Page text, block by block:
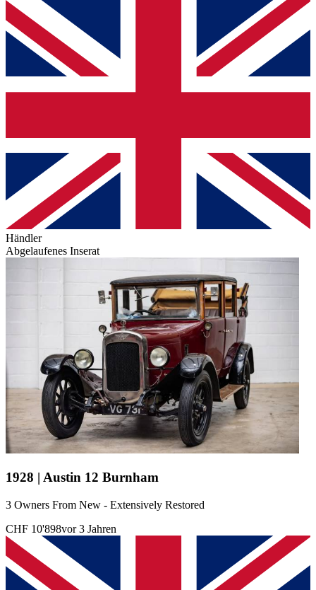
Händler
Abgelaufenes Inserat
1928 | Austin 12 Burnham
3 Owners From New - Extensively Restored
CHF 10'898vor 3 Jahren